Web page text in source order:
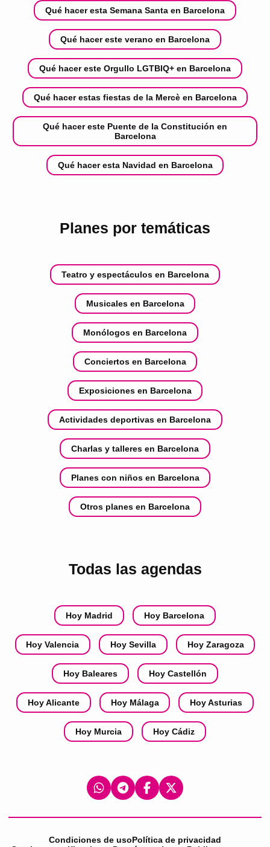
Qué hacer esta Semana Santa en Barcelona
Qué hacer este verano en Barcelona
Qué hacer este Orgullo LGTBIQ+ en Barcelona
Qué hacer estas fiestas de la Mercè en Barcelona
Qué hacer este Puente de la Constitución en
Barcelona
Qué hacer esta Navidad en Barcelona
Planes por temáticas
Teatro y espectáculos en Barcelona
Musicales en Barcelona
Monólogos en Barcelona
Conciertos en Barcelona
Exposiciones en Barcelona
Actividades deportivas en Barcelona
Charlas y talleres en Barcelona
Planes con niños en Barcelona
Otros planes en Barcelona
Todas las agendas
Hoy Madrid Hoy Barcelona
Hoy Valencia Hoy Sevilla Hoy Zaragoza
Hoy Baleares Hoy Castellón
Hoy Alicante Hoy Málaga Hoy Asturias
Hoy Murcia Hoy Cádiz
Condiciones de usoPolítica de privacidad